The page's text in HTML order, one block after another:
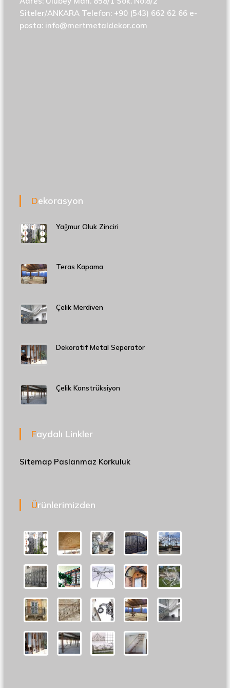
Siteler/ANKARA Telefon: +90 (543) 662 62 66 e-
posta: info@mertmetaldekor.com
Dekorasyon
Yağmur Oluk Zinciri
Teras Kapama
Çelik Merdiven
Dekoratif Metal Seperatör
Çelik Konstrüksiyon
Faydalı Linkler
Sitemap Paslanmaz Korkuluk
Ürünlerimizden